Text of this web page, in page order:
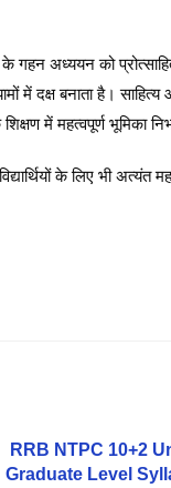
अध्ययन को
में दक्ष बनाता है।
में महत्वपूर्ण भूमिका
के लिए भी अत्यंत
RRB NTPC 10+2
Graduate Level